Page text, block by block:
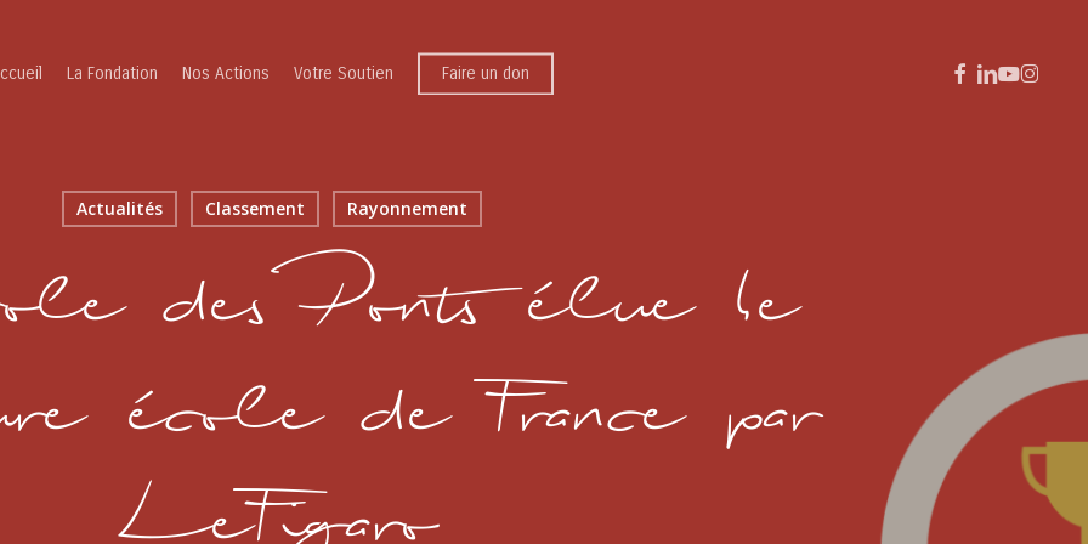
La Fondation Nos Actions Votre Soutien Faire un don facebook
linkedin
youtube
instagram
Actualités Classement Rayonnement
des Ponts élue 4e
école de France par